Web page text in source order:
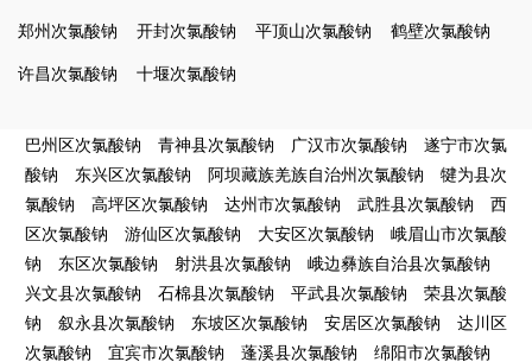
郑州次氯酸钠
开封次氯酸钠 平顶山次氯酸钠
鹤壁次氯酸钠
许昌次氯酸钠
十堰次氯酸钠
巴州区次氯酸钠 青神县次氯酸钠 广汉市次氯酸钠
遂宁市次氯
酸钠
东兴区次氯酸钠 阿坝藏族羌族自治州次氯酸钠
犍为县次
氯酸钠
高坪区次氯酸钠 达州市次氯酸钠 武胜县次氯酸钠
西
区次氯酸钠
游仙区次氯酸钠 大安区次氯酸钠
峨眉山市次氯酸
钠
东区次氯酸钠 射洪县次氯酸钠
峨边彝族自治县次氯酸钠
兴文县次氯酸钠
石棉县次氯酸钠 平武县次氯酸钠
荣县次氯酸
钠
叙永县次氯酸钠 东坡区次氯酸钠 安居区次氯酸钠
达川区
次氯酸钠
宜宾市次氯酸钠 蓬溪县次氯酸钠 绵阳市次氯酸钠